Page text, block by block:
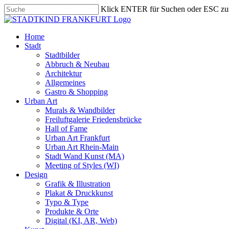
Skip
to
content
Klick ENTER für Suchen oder ESC
Close
search
Menu
Home
Stadt
Stadtbilder
Abbruch & Neubau
Architektur
Allgemeines
Gastro & Shopping
Urban Art
Murals & Wandbilder
Freiluftgalerie Friedensbrücke
Hall of Fame
Urban Art Frankfurt
Urban Art Rhein-Main
Stadt Wand Kunst (MA)
Meeting of Styles (WI)
Design
Grafik & Illustration
Plakat & Druckkunst
Typo & Type
Produkte & Orte
Digital (KI, AR, Web)